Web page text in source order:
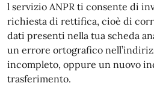
l servizio ANPR ti consente di
richiesta di rettifica, cioè di
dati presenti nella tua scheda
un errore ortografico
incompleto, oppure un nuovo
trasferimento.